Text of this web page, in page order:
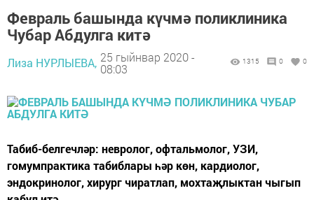
Февраль башында күчмә поликлиника
Чубар Абдулга китә
Лиза НУРЛЫЕВА, 25 гыйнвар 2020 -
08:03
1315 0 0
Табиб-белгечләр: невролог, офтальмолог, УЗИ,
гомумпрактика табиблары һәр көн, кардиолог,
эндокринолог, хирург чиратлап, мохтаҗлыктан чыгып